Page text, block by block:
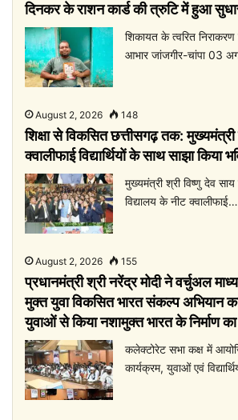
दिनकर के राशन कार्ड की त्रुटि में हुआ
शिकायत के त्वरित निराकरण
आभार जांजगीर-चांपा 03
August 2, 2026 148
शिक्षा से विकसित छत्तीसगढ़ तक:
क्वालीफाई विद्यार्थियों के साथ साझा किया
मुख्यमंत्री श्री विष्णु देव
विद्यालय के नीट क्वालीफाई…
August 2, 2026 155
प्रधानमंत्री श्री नरेंद्र मोदी ने वर्चुअल
मुक्त युवा विकसित भारत संकल्प अभियान
युवाओं से किया नशामुक्त भारत के निर्माण
कलेक्टोरेट सभा कक्ष में
कार्यक्रम, युवाओं एवं